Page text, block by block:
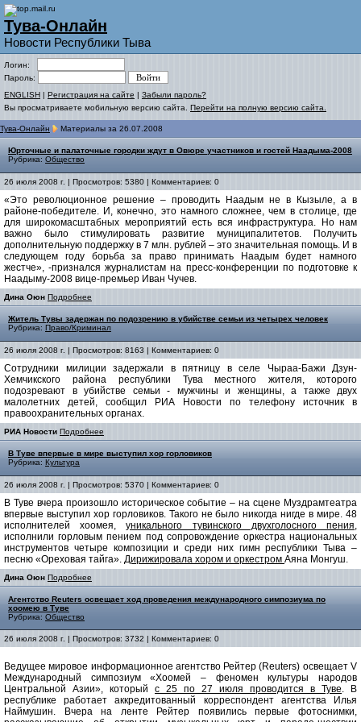
Тува-Онлайн
Новости Республики Тыва
Логин:
Пароль:
ENGLISH | Регистрация на сайте | Забыли пароль?
Вы просматриваете мобильную версию сайта. Перейти на полную версию сайта.
Тува-Онлайн Материалы за 26.07.2008
Юрточные и палаточные городки ждут в Овюре участников и гостей Наадыма-2008
Рубрика: Общество
26 июля 2008 г. | Просмотров: 5380 | Комментариев: 0
«Это революционное решение – проводить Наадым не в Кызыле, а в
районе-победителе. И, конечно, это намного сложнее, чем в столице, где
для широкомасштабных мероприятий есть вся инфраструктура. Но нам
важно было стимулировать развитие муниципалитетов. Получить
дополнительную поддержку в 7 млн. рублей – это значительная помощь. И в
следующем году борьба за право принимать Наадым будет намного
жестче», -признался журналистам на пресс-конференции по подготовке к
Наадыму-2008 вице-премьер Иван Чучев.
Дина Оюн Подробнее
Житель Тувы задержан по подозрению в убийстве семьи из четырех человек
Рубрика: Право/Криминал
26 июля 2008 г. | Просмотров: 8163 | Комментариев: 0
Сотрудники милиции задержали в пятницу в селе Чыраа-Бажи Дзун-
Хемчикского района республики Тува местного жителя, которого
подозревают в убийстве семьи - мужчины и женщины, а также двух
малолетних детей, сообщил РИА Новости по телефону источник в
правоохранительных органах.
РИА Новости Подробнее
В Туве впервые в мире выступил хор горловиков
Рубрика: Культура
26 июля 2008 г. | Просмотров: 5370 | Комментариев: 0
В Туве вчера произошло историческое событие – на сцене Муздрамтеатра
впервые выступил хор горловиков. Такого не было никогда нигде в мире. 48
исполнителей хоомея,уникального тувинского двухголосного пения,
исполнили горловым пением под сопровождение оркестра национальных
инструментов четыре композиции и среди них гимн республики Тыва –
песню «Ореховая тайга». Дирижировала хором и оркестром Аяна Монгуш.
Дина Оюн Подробнее
Агентство Reuters освещает ход проведения международного симпозиума по
хоомею в Туве
Рубрика: Общество
26 июля 2008 г. | Просмотров: 3732 | Комментариев: 0
Ведущее мировое информационное агентство Рейтер (Reuters) освещает V
Международный симпозиум «Хоомей – феномен культуры народов
Центральной Азии», который с 25 по 27 июля проводится в Туве. В
республике работает аккредитованный корреспондент агентства Илья
Наймушин. Вчера на ленте Рейтер появились первые фотоснимки,